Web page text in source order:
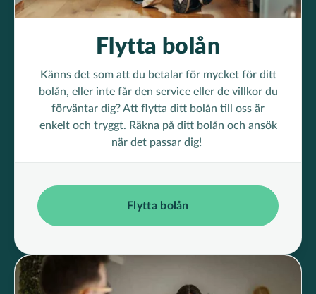
Flytta bolån
Känns det som att du betalar för mycket för ditt
bolån, eller inte får den service eller de villkor du
förväntar dig? Att flytta ditt bolån till oss är
enkelt och tryggt. Räkna på ditt bolån och ansök
när det passar dig!
Flytta bolån